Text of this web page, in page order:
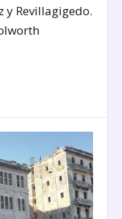
y Revillagigedo.